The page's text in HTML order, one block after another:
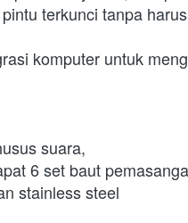
terkunci tanpa harus
suara,
stainless steel